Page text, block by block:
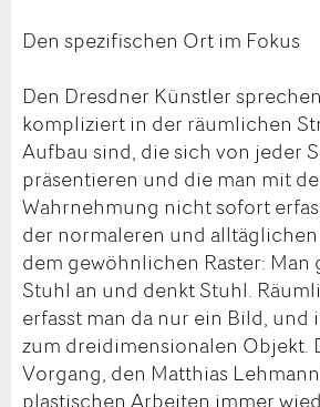
Den spezifischen Ort im Fokus
Den Dresdner Künstler
kompliziert in der räumlichen
Aufbau sind, die sich von jeder
präsentieren und die man mit
Wahrnehmung nicht sofort
der normaleren und
dem gewöhnlichen Raster: Man
Stuhl an und denkt Stuhl.
erfasst man da nur ein Bild, und
zum dreidimensionalen Objekt.
Vorgang, den Matthias
plastischen Arbeiten immer